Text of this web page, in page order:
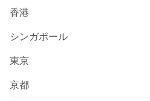
香港
シンガポール
東京
京都